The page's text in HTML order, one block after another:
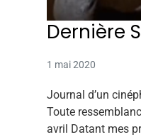
Dernière
1 mai 2020
Journal d’un
Toute
avril Datant mes